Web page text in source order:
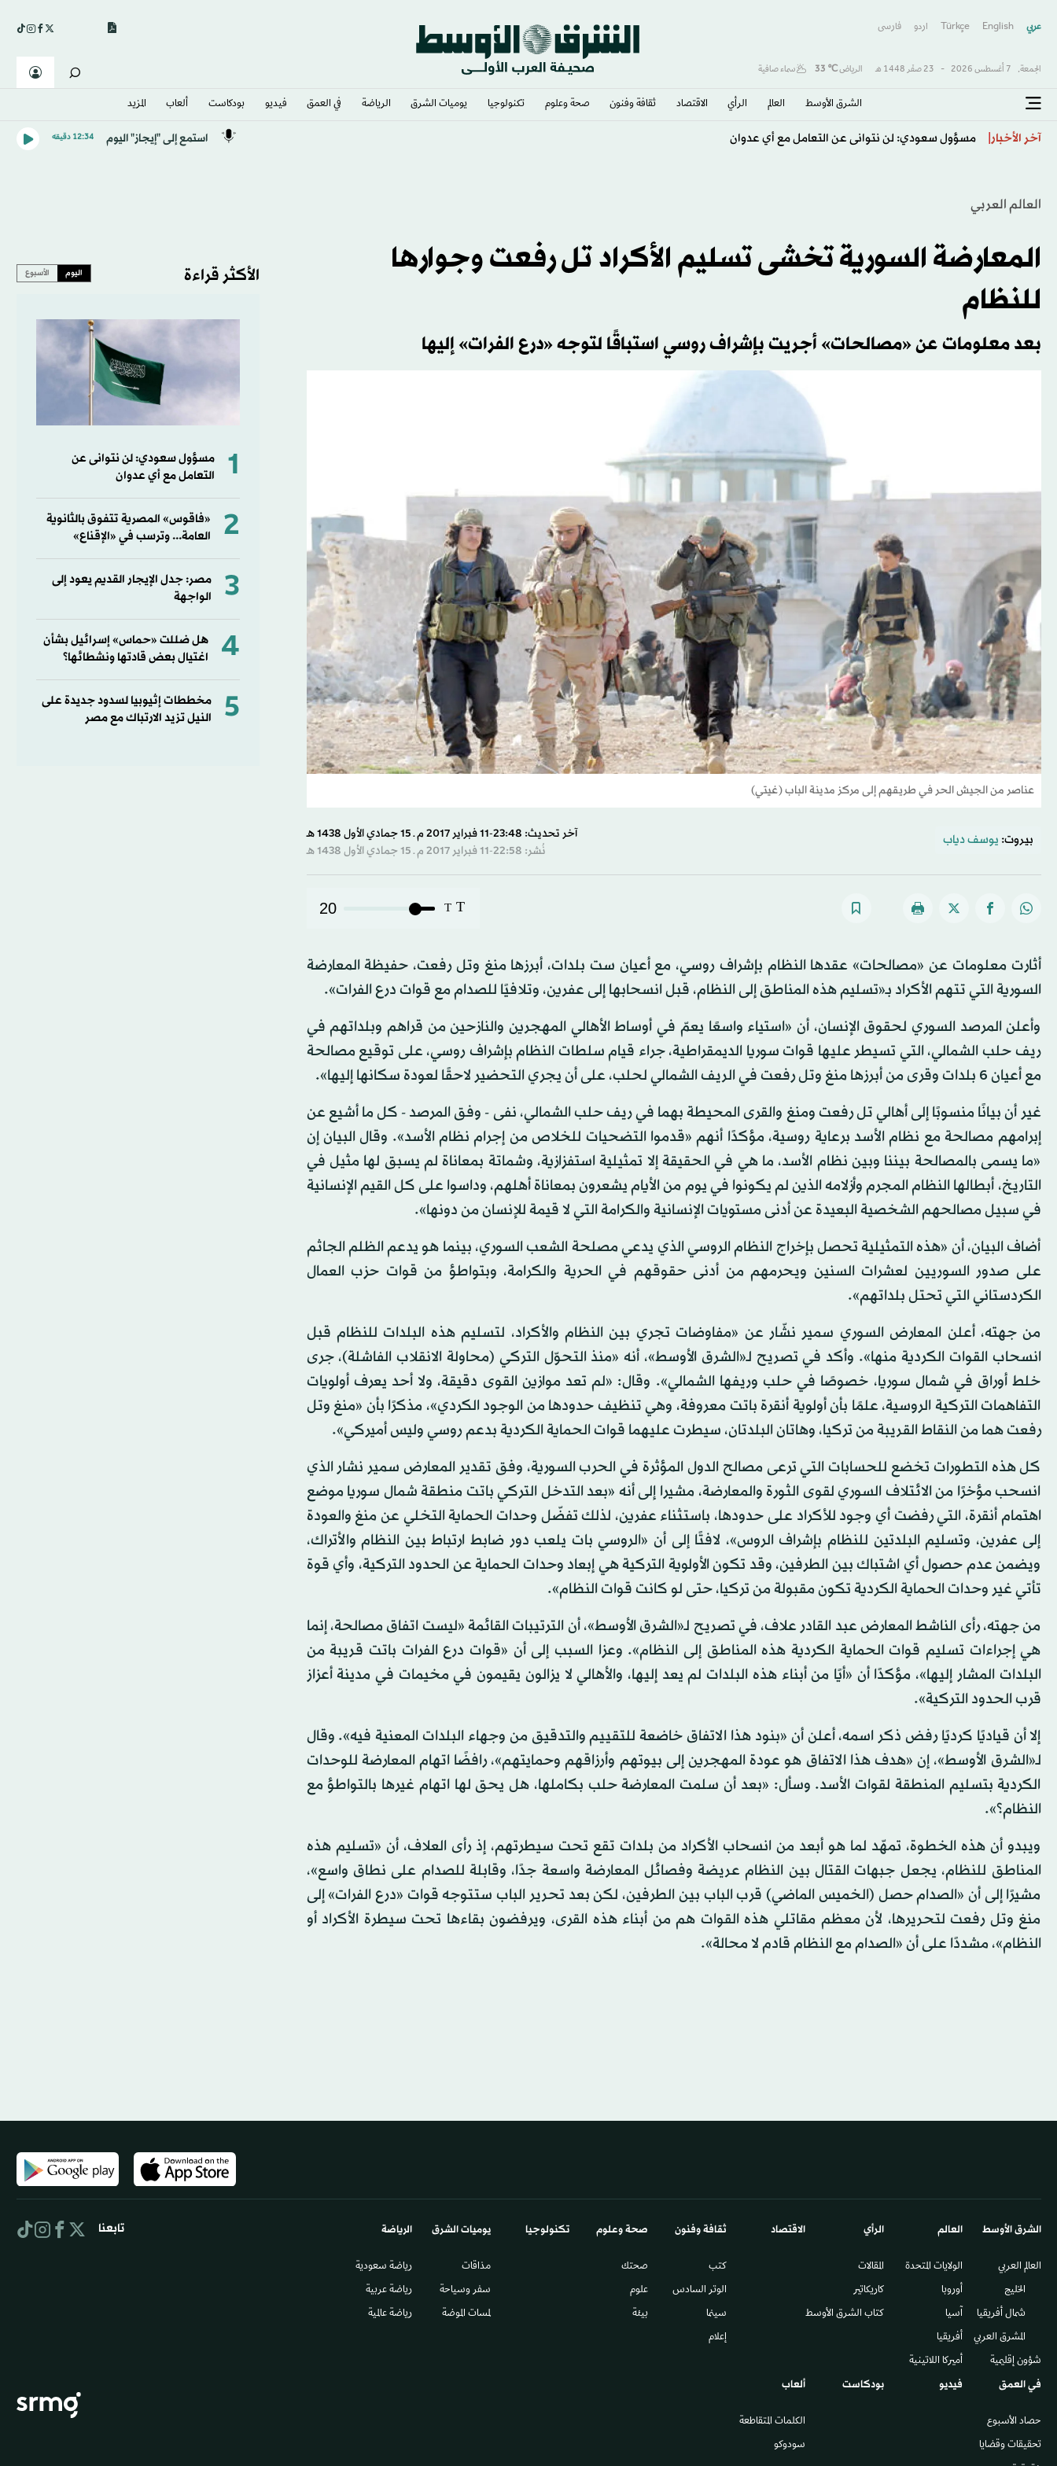
عربي English
Türkçe اردو فارسى
الجمعة, 7 أغسطس 2026 - 23 صفَر 1448 هـ الرياض℃
33 سماء صافية
الشرق الأوسط​ العالم الرأي الاقتصاد ثقافة وفنون صحة وعلوم تكنولوجيا يوميات الشرق​ الرياضة في العمق فيديو بودكاست ألعاب المزيد
آخر الأخبار جيل جديد على أعتاب قيادة البرازيل... 10 مواهب يعوّل عليها أنشيلوتي استمع إلى "إيجاز" اليوم 12:34 دقيقه
العالم العربي
المعارضة السورية تخشى تسليم الأكراد تل رفعت وجوارها
للنظام
بعد معلومات عن «مصالحات» أجريت بإشراف روسي استباقًا لتوجه «درع الفرات» إليها
عناصر من الجيش الحر في طريقهم إلى مركز مدينة الباب (غيتي)
بيروت: يوسف دياب
آخر تحديث: 23:48-11 فبراير 2017 م ـ 15 جمادي الأول 1438 هـ
نُشر: 22:58-11 فبراير 2017 م ـ 15 جمادي الأول 1438 هـ
T
T
20
أثارت معلومات عن «مصالحات» عقدها النظام بإشراف روسي، مع أعيان ست بلدات، أبرزها منغ وتل رفعت، حفيظة المعارضة
السورية التي تتهم الأكراد بـ«تسليم هذه المناطق إلى النظام، قبل انسحابها إلى عفرين، وتلافيًا للصدام مع قوات درع الفرات».
وأعلن المرصد السوري لحقوق الإنسان، أن «استياء واسعًا يعمّ في أوساط الأهالي المهجرين والنازحين من قراهم وبلداتهم في
ريف حلب الشمالي، التي تسيطر عليها قوات سوريا الديمقراطية، جراء قيام سلطات النظام بإشراف روسي، على توقيع مصالحة
مع أعيان 6 بلدات وقرى من أبرزها منغ وتل رفعت في الريف الشمالي لحلب، على أن يجري التحضير لاحقًا لعودة سكانها إليها».
غير أن بيانًا منسوبًا إلى أهالي تل رفعت ومنغ والقرى المحيطة بهما في ريف حلب الشمالي، نفى - وفق المرصد - كل ما أشيع عن
إبرامهم مصالحة مع نظام الأسد برعاية روسية، مؤكدًا أنهم «قدموا التضحيات للخلاص من إجرام نظام الأسد». وقال البيان إن
«ما يسمى بالمصالحة بيننا وبين نظام الأسد، ما هي في الحقيقة إلا تمثيلية استفزازية، وشماتة بمعاناة لم يسبق لها مثيل في
التاريخ، أبطالها النظام المجرم وأزلامه الذين لم يكونوا في يوم من الأيام يشعرون بمعاناة أهلهم، وداسوا على كل القيم الإنسانية
في سبيل مصالحهم الشخصية البعيدة عن أدنى مستويات الإنسانية والكرامة التي لا قيمة للإنسان من دونها».
أضاف البيان، أن «هذه التمثيلية تحصل بإخراج النظام الروسي الذي يدعي مصلحة الشعب السوري، بينما هو يدعم الظلم الجاثم
على صدور السوريين لعشرات السنين ويحرمهم من أدنى حقوقهم في الحرية والكرامة، وبتواطؤ من قوات حزب العمال
الكردستاني التي تحتل بلداتهم».
من جهته، أعلن المعارض السوري سمير نشّار عن «مفاوضات تجري بين النظام والأكراد، لتسليم هذه البلدات للنظام قبل
انسحاب القوات الكردية منها». وأكد في تصريح لـ«الشرق الأوسط»، أنه «منذ التحوّل التركي (محاولة الانقلاب الفاشلة)، جرى
خلط أوراق في شمال سوريا، خصوصًا في حلب وريفها الشمالي». وقال: «لم تعد موازين القوى دقيقة، ولا أحد يعرف أولويات
التفاهمات التركية الروسية، علمًا بأن أولوية أنقرة باتت معروفة، وهي تنظيف حدودها من الوجود الكردي»، مذكرًا بأن «منغ وتل
رفعت هما من النقاط القريبة من تركيا، وهاتان البلدتان، سيطرت عليهما قوات الحماية الكردية بدعم روسي وليس أميركي».
كل هذه التطورات تخضع للحسابات التي ترعى مصالح الدول المؤثرة في الحرب السورية، وفق تقدير المعارض سمير نشار الذي
انسحب مؤخرًا من الائتلاف السوري لقوى الثورة والمعارضة، مشيرا إلى أنه «بعد التدخل التركي باتت منطقة شمال سوريا موضع
اهتمام أنقرة، التي رفضت أي وجود للأكراد على حدودها، باستثناء عفرين، لذلك تفضّل وحدات الحماية التخلي عن منغ والعودة
إلى عفرين، وتسليم البلدتين للنظام بإشراف الروس»، لافتًا إلى أن «الروسي بات يلعب دور ضابط ارتباط بين النظام والأتراك،
ويضمن عدم حصول أي اشتباك بين الطرفين، وقد تكون الأولوية التركية هي إبعاد وحدات الحماية عن الحدود التركية، وأي قوة
تأتي غير وحدات الحماية الكردية تكون مقبولة من تركيا، حتى لو كانت قوات النظام».
من جهته، رأى الناشط المعارض عبد القادر علاف، في تصريح لـ«الشرق الأوسط»، أن الترتيبات القائمة «ليست اتفاق مصالحة، إنما
هي إجراءات تسليم قوات الحماية الكردية هذه المناطق إلى النظام». وعزا السبب إلى أن «قوات درع الفرات باتت قريبة من
البلدات المشار إليها»، مؤكدًا أن «أيًا من أبناء هذه البلدات لم يعد إليها، والأهالي لا يزالون يقيمون في مخيمات في مدينة أعزاز
قرب الحدود التركية».
إلا أن قياديًا كرديًا رفض ذكر اسمه، أعلن أن «بنود هذا الاتفاق خاضعة للتقييم والتدقيق من وجهاء البلدات المعنية فيه». وقال
لـ«الشرق الأوسط»، إن «هدف هذا الاتفاق هو عودة المهجرين إلى بيوتهم وأرزاقهم وحمايتهم»، رافضًا اتهام المعارضة للوحدات
الكردية بتسليم المنطقة لقوات الأسد. وسأل: «بعد أن سلمت المعارضة حلب بكاملها، هل يحق لها اتهام غيرها بالتواطؤ مع
النظام؟».
ويبدو أن هذه الخطوة، تمهّد لما هو أبعد من انسحاب الأكراد من بلدات تقع تحت سيطرتهم، إذ رأى العلاف، أن «تسليم هذه
المناطق للنظام، يجعل جبهات القتال بين النظام عريضة وفصائل المعارضة واسعة جدًا، وقابلة للصدام على نطاق واسع»،
مشيرًا إلى أن «الصدام حصل (الخميس الماضي) قرب الباب بين الطرفين، لكن بعد تحرير الباب ستتوجه قوات «درع الفرات» إلى
منغ وتل رفعت لتحريرها، لأن معظم مقاتلي هذه القوات هم من أبناء هذه القرى، ويرفضون بقاءها تحت سيطرة الأكراد أو
النظام»، مشددًا على أن «الصدام مع النظام قادم لا محالة».
الأكثر قراءة اليوم الأسبوع
1
مسؤول سعودي: لن نتوانى عن
التعامل مع أي عدوان
2
«فاقوس» المصرية تتفوق بالثانوية
العامة... وترسب في «الإقناع»
3
مصر: جدل الإيجار القديم يعود إلى
الواجهة
4
هل ضللت «حماس» إسرائيل بشأن
اغتيال بعض قادتها ونشطائها؟
5
مخططات إثيوبيا لسدود جديدة على
النيل تزيد الارتباك مع مصر
الشرق الأوسط​
العالم العربي
الخليج
شمال أفريقيا
المشرق العربي
شؤون إقليمية
العالم
الولايات المتحدة
أوروبا
آسيا
أفريقيا
أميركا اللاتينية
الرأي
المقالات
كاريكاتير
كتاب الشرق الأوسط
الاقتصاد ثقافة وفنون
كتب
الوتر السادس​
سينما
إعلام
صحة وعلوم
صحتك
علوم
بيئة
تكنولوجيا يوميات الشرق​
مذاقات
سفر وسياحة
لمسات الموضة
الرياضة
رياضة سعودية
رياضة عربية
رياضة عالمية
في العمق
حصاد الأسبوع
تحقيقات وقضايا
فيديو بودكاست ألعاب
الكلمات المتقاطعة
سودوكو
تابعنا